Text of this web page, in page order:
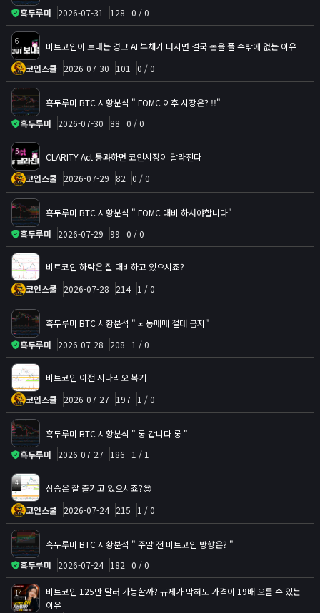
흑두루미 2026-07-31 128 0 / 0
6
비트코인이 보내는 경고 AI 부채가 터지면 결국 돈을 풀 수밖에 없는 이유
코인스쿨 2026-07-30 101 0 / 0
흑두루미 BTC 시황분석 " FOMC 이후 시장은? !!"
흑두루미
2026-07-30 88 0 / 0
5
CLARITY Act 통과하면 코인시장이 달라진다
코인스쿨 2026-07-29 82 0 / 0
흑두루미 BTC 시황분석 " FOMC 대비 하셔야합니다"
흑두루미
2026-07-29 99 0 / 0
비트코인 하락은 잘 대비하고 있으시죠?
코인스쿨 2026-07-28 214 1 / 0
흑두루미 BTC 시황분석 " 뇌동매매 절대 금지"
흑두루미
2026-07-28 208 1 / 0
비트코인 이전 시나리오 복기
코인스쿨 2026-07-27 197 1 / 0
흑두루미 BTC 시황분석 " 롱 갑니다 롱 "
흑두루미
2026-07-27 186 1 / 1
4
상승은 잘 즐기고 있으시죠?😎
코인스쿨 2026-07-24 215 1 / 0
흑두루미 BTC 시황분석 " 주말 전 비트코인 방향은? "
흑두루미
2026-07-24 182 0 / 0
14
비트코인 125만 달러 가능할까? 규제가 막혀도 가격이 19배 오를 수 있는
이유